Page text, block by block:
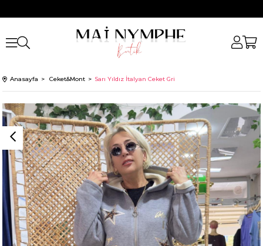
Anasayfa Ceket&Mont Sarı Yıldız İtalyan Ceket Gri